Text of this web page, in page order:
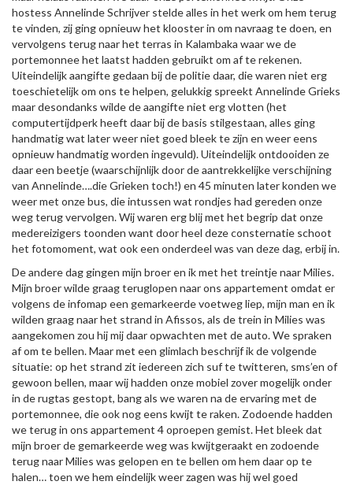
hostess Annelinde Schrijver stelde alles in het werk om hem terug
te vinden, zij ging opnieuw het klooster in om navraag te doen, en
vervolgens terug naar het terras in Kalambaka waar we de
portemonnee het laatst hadden gebruikt om af te rekenen.
Uiteindelijk aangifte gedaan bij de politie daar, die waren niet erg
toeschietelijk om ons te helpen, gelukkig spreekt Annelinde Grieks
maar desondanks wilde de aangifte niet erg vlotten (het
computertijdperk heeft daar bij de basis stilgestaan, alles ging
handmatig wat later weer niet goed bleek te zijn en weer eens
opnieuw handmatig worden ingevuld). Uiteindelijk ontdooiden ze
daar een beetje (waarschijnlijk door de aantrekkelijke verschijning
van Annelinde….die Grieken toch!) en 45 minuten later konden we
weer met onze bus, die intussen wat rondjes had gereden onze
weg terug vervolgen. Wij waren erg blij met het begrip dat onze
medereizigers toonden want door heel deze consternatie schoot
het fotomoment, wat ook een onderdeel was van deze dag, erbij in.
De andere dag gingen mijn broer en ik met het treintje naar Milies.
Mijn broer wilde graag teruglopen naar ons appartement omdat er
volgens de infomap een gemarkeerde voetweg liep, mijn man en ik
wilden graag naar het strand in Afissos, als de trein in Milies was
aangekomen zou hij mij daar opwachten met de auto. We spraken
af om te bellen. Maar met een glimlach beschrijf ik de volgende
situatie: op het strand zit iedereen zich suf te twitteren, sms’en of
gewoon bellen, maar wij hadden onze mobiel zover mogelijk onder
in de rugtas gestopt, bang als we waren na de ervaring met de
portemonnee, die ook nog eens kwijt te raken. Zodoende hadden
we terug in ons appartement 4 oproepen gemist. Het bleek dat
mijn broer de gemarkeerde weg was kwijtgeraakt en zodoende
terug naar Milies was gelopen en te bellen om hem daar op te
halen… toen we hem eindelijk weer zagen was hij wel goed